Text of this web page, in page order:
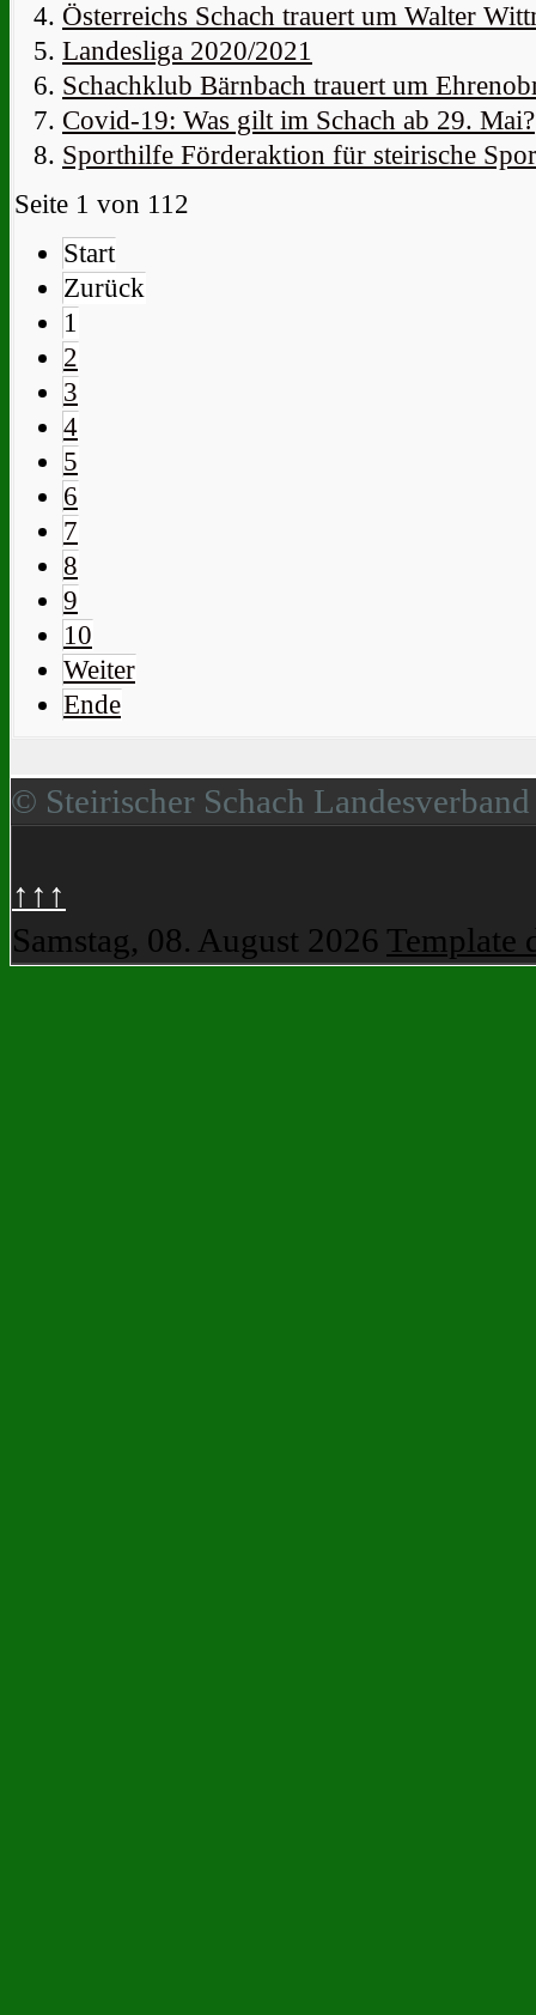
Österreichs Schach trauert um Walter
Landesliga 2020/2021
Schachklub Bärnbach trauert um
Covid-19: Was gilt im Schach ab 29. Mai?
Sporthilfe Förderaktion für steirische
Seite 1 von 112
Start
Zurück
1
2
3
4
5
6
7
8
9
10
Weiter
Ende
© Steirischer Schach Landesverband
↑↑↑
Samstag, 08. August 2026 Template